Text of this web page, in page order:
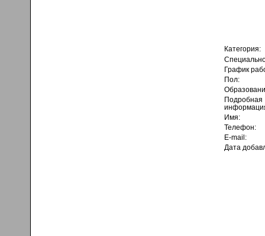
Категория:
График
Пол:
Подробная
Имя:
Телефон:
E-mail:
Дата